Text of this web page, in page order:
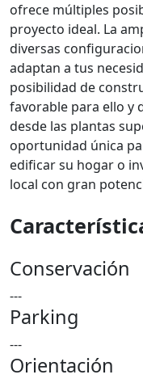
ofrece múltiples
proyecto ideal. La
diversas
adaptan a tus
posibilidad de
favorable para ello y
desde las plantas
oportunidad única
edificar su hogar o
local con gran
Conservación
---
Parking
---
Orientación